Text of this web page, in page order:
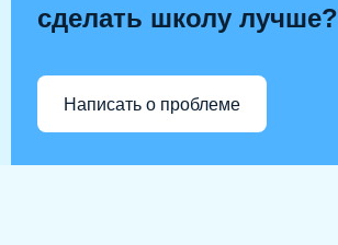
сделать школу лучше?
Написать о проблеме